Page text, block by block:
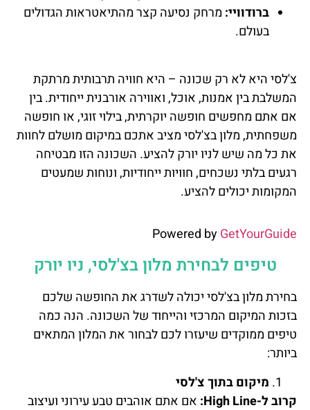
ברודוויי: מרחק נסיעה קצר מהתיאטראות הגדולים
בעולם.
צ'לסי היא לא רק שכונה – היא חוויה תרבותית מרתקת
המשלבת בין אמנות, אוכל, ואווירה אורבנית ייחודית. בין
אם אתם מחפשים חופשה יוקרתית, בילוי זוגי, או חופשה
משפחתית, מלון בצ'לסי מציב אתכם במיקום מושלם לחוות
את כל מה שיש לניו יורק להציע. השכונה הזו מבטיחה
רגעים בלתי נשכחים, חוויות ייחודיות, ונוחות שמעטים
המקומות יכולים להציע.
Powered byGetYourGuide
טיפים לבחירת מלון בצ'לסי, ניו יורק
בחירת מלון בצ'לסי יכולה לשדרג את החופשה שלכם
בזכות המיקום המרכזי והייחוד של השכונה. הנה כמה
טיפים ממוקדים שיעזרו לכם לבחור את המלון המתאים
ביותר:
מיקום בתוך צ'לסי
קרוב ל-High Line:
אם אתם אוהבים טבע עירוני ועיצוב